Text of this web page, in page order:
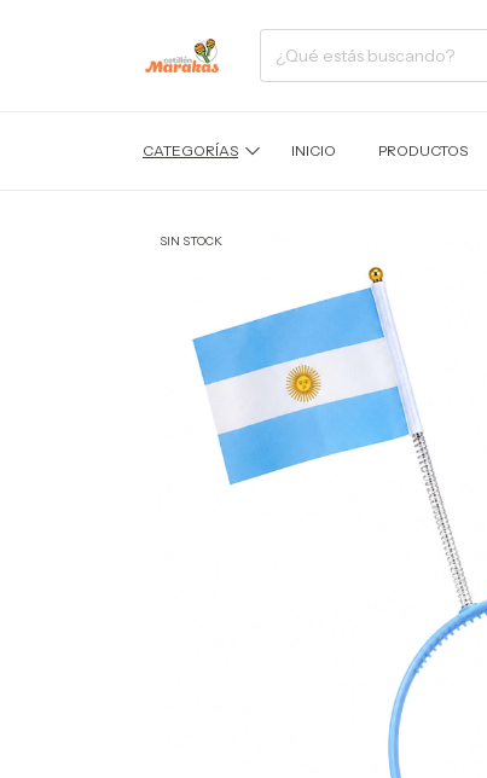
CATEGORÍAS INICIO PRODUCTOS
SIN STOCK